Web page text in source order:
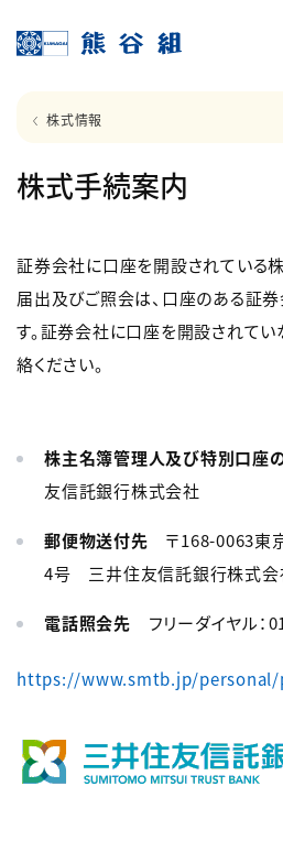
株式情報
株式手続案内
証券会社に口座を開設されている
届出及びご照会は、口座のある証
す。証券会社に口座を開設されて
絡ください。
株主名簿管理人及び特別口座
友信託銀行株式会社
郵便物送付先 〒168-0063東
4号 三井住友信託銀行株式会
電話照会先 フリーダイヤル：
https://www.smtb.jp/